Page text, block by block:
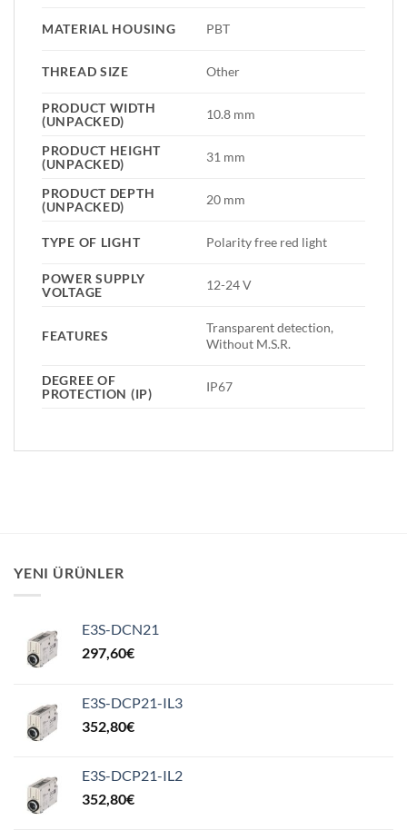
MATERIAL HOUSING PBT
THREAD SIZE Other
PRODUCT WIDTH
(UNPACKED)
10.8 mm
PRODUCT HEIGHT
(UNPACKED)
31 mm
PRODUCT DEPTH
(UNPACKED)
20 mm
TYPE OF LIGHT Polarity free red light
POWER SUPPLY
VOLTAGE
12-24 V
FEATURES
Transparent detection,
Without M.S.R.
DEGREE OF
PROTECTION (IP)
IP67
YENI ÜRÜNLER
E3S-DCN21
297,60€
E3S-DCP21-IL3
352,80€
E3S-DCP21-IL2
352,80€